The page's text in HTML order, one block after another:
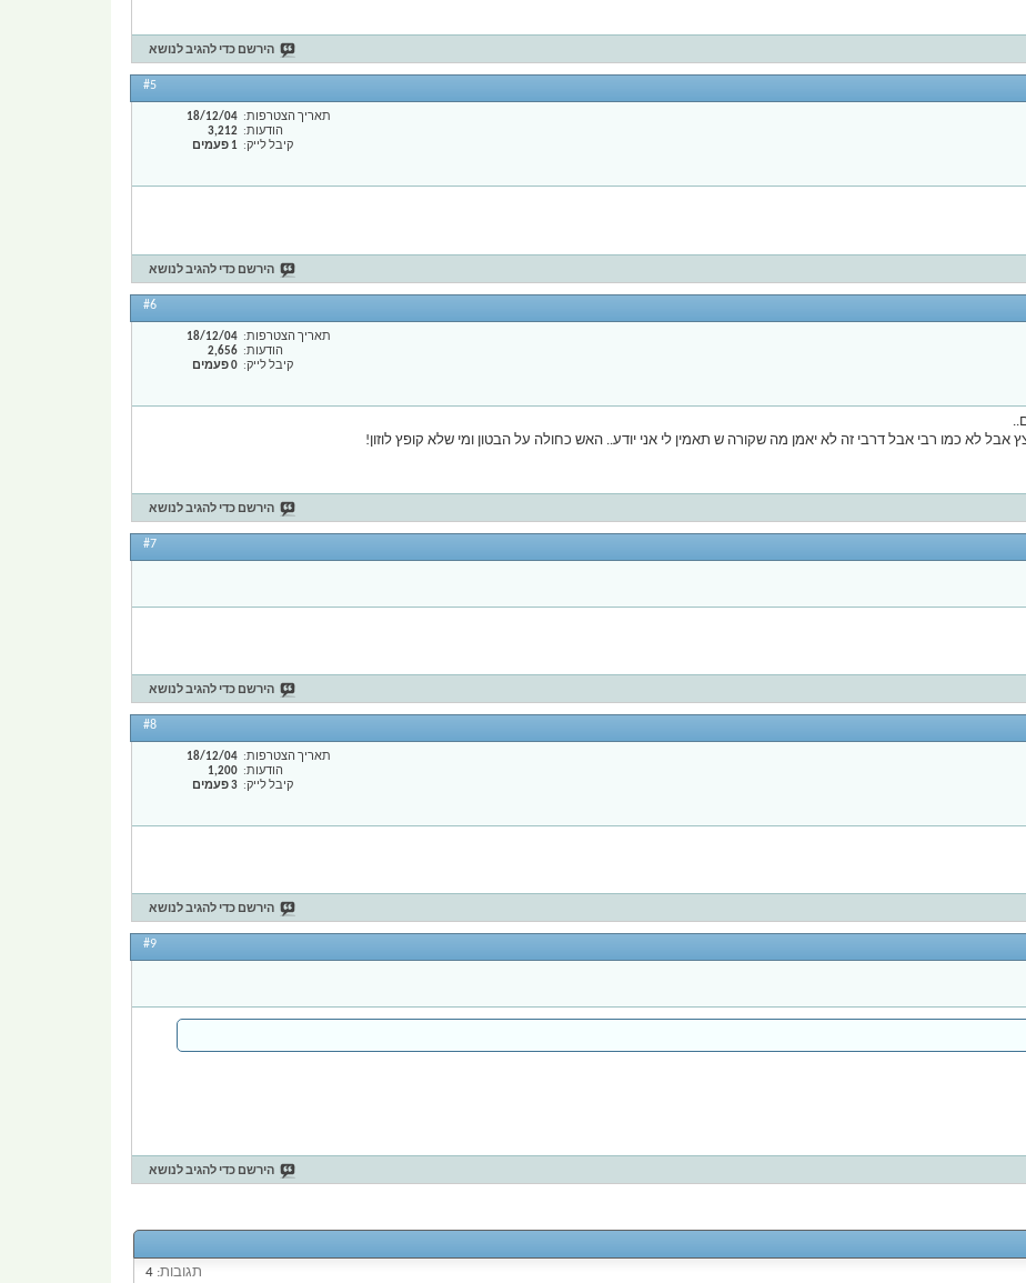
הירשם כדי להגיב לנושא
#5
תאריך הצטרפות
18/12/04
הודעות
3,212
קיבל לייק
1 פעמים
הירשם כדי להגיב לנושא
#6
תאריך הצטרפות
18/12/04
הודעות
2,656
קיבל לייק
0 פעמים
לא כמו רבי אבל דרבי זה לא יאמן מה שקורה ש תאמין לי אני יודע.. האש כחולה על הבטון ומי שלא קופץ לוזון!
הירשם כדי להגיב לנושא
#7
הירשם כדי להגיב לנושא
#8
תאריך הצטרפות
18/12/04
הודעות
1,200
קיבל לייק
3 פעמים
הירשם כדי להגיב לנושא
#9
הירשם כדי להגיב לנושא
תגובות: